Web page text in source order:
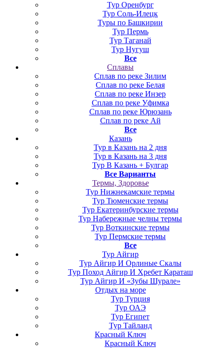
Тур Оренбург
Тур Соль-Илецк
Туры по Башкирии
Тур Пермь
Тур Таганай
Тур Нугуш
Все
Сплавы
Сплав по реке Зилим
Сплав по реке Белая
Сплав по реке Инзер
Сплав по реке Уфимка
Сплав по реке Юрюзань
Сплав по реке Ай
Все
Казань
Тур в Казань на 2 дня
Тур в Казань на 3 дня
Тур В Казань + Булгар
Все Варианты
Термы, Здоровье
Тур Нижнекамские термы
Тур Тюменские термы
Тур Екатеринбурские термы
Тур Набережные челны термы
Тур Воткинские термы
Тур Пермские термы
Все
Тур Айгир
Тур Айгир И Орлиные Скалы
Тур Поход Айгир И Хребет Караташ
Тур Айгир И «Зубы Шурале»
Отдых на море
Тур Турция
Тур ОАЭ
Тур Египет
Тур Тайланд
Красный Ключ
Красный Ключ